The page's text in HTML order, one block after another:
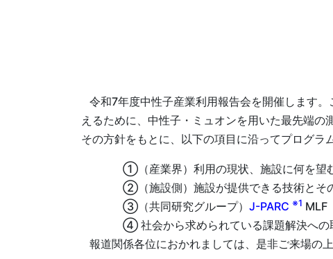
令和7年度中性子産業利用報告会を開催します
えるために、中性子・ミュオンを用いた最先端の
その方針をもとに、以下の項目に沿ってプログラ
①（産業界）利用の現状、施設に何を望
②（施設側）施設が提供できる技術とそ
③（共同研究グループ） J-PARC ※1 MLF
④ 社会から求められている課題解決への
報道関係各位におかれましては、是非ご来場の